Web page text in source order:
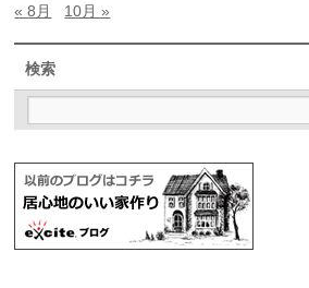
« 8月
10月 »
検索